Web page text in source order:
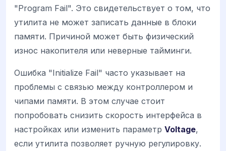
"Program Fail". Это свидетельствует о том, что
утилита не может записать данные в блоки
памяти. Причиной может быть физический
износ накопителя или неверные тайминги.
Ошибка "Initialize Fail" часто указывает на
проблемы с связью между контроллером и
чипами памяти. В этом случае стоит
попробовать снизить скорость интерфейса в
настройках или изменить параметр Voltage,
если утилита позволяет ручную регулировку.